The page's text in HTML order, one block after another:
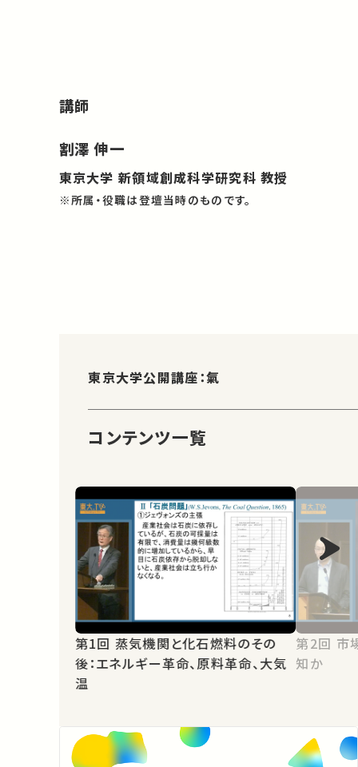
講師
割澤 伸一
東京大学 新領域創成科学研究科 教授
※所属・役職は登壇当時のものです。
東京大学公開講座：氣
コンテンツ一覧
第1回 蒸気機関と化石燃料のその
後：エネルギー革命、原料革命、大気
温
第2回 市場の空気：群集行動か集合
知か